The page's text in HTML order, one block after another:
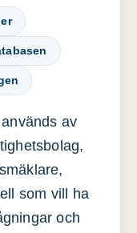
används av
som vill ha
och